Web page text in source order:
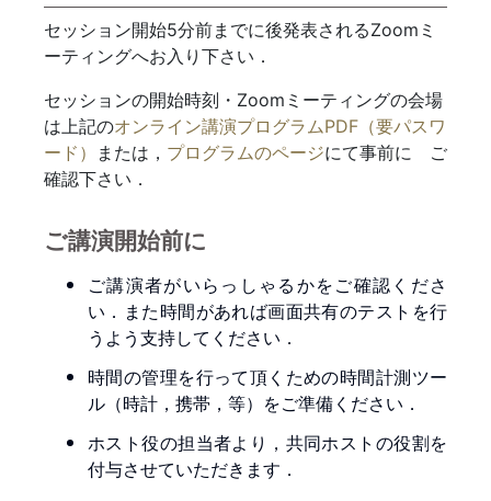
セッション開始5分前までに後発表されるZoomミ
ーティングへお入り下さい．
セッションの開始時刻・Zoomミーティングの会場
は上記のオンライン講演プログラムPDF（要パスワ
ード）
または， プログラムのページにて事前に゙ご
確認下さい．
ご講演開始前に
ご講演者がいらっしゃるかをご確認くださ
い．また時間があれば画面共有のテストを行
うよう支持してください．
時間の管理を行って頂くための時間計測ツー
ル（時計，携帯，等）をご準備ください．
ホスト役の担当者より，共同ホストの役割を
付与させていただきます．